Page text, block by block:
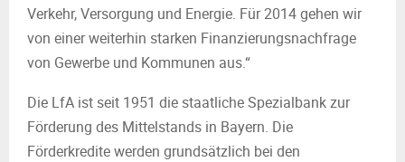
Verkehr, Versorgung und Energie. Für 2014 gehen wir
von einer weiterhin starken Finanzierungsnachfrage
von Gewerbe und Kommunen aus.“
Die LfA ist seit 1951 die staatliche Spezialbank zur
Förderung des Mittelstands in Bayern. Die
Förderkredite werden grundsätzlich bei den